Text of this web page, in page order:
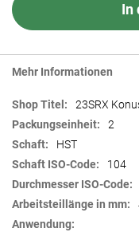
In
Mehr Informationen
Mehr
Informationen
23SRX
2
HST
104